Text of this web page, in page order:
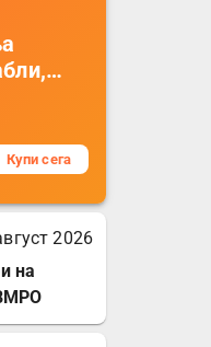
на
за
на
Купи сега
2026
на